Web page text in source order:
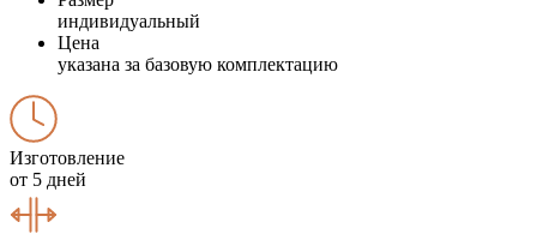
индивидуальный
Цена
указана за базовую комплектацию
Изготовление
от 5 дней